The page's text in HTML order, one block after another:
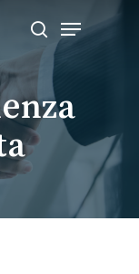
search
Menu